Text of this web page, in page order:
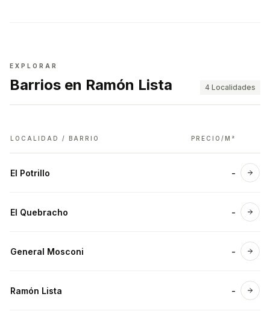
EXPLORAR
Barrios en Ramón Lista 4 Localidades
LOCALIDAD / BARRIO PRECIO/M²
El Potrillo - Ver
El Quebracho - Ver
General Mosconi - Ver
Ramón Lista - Ver